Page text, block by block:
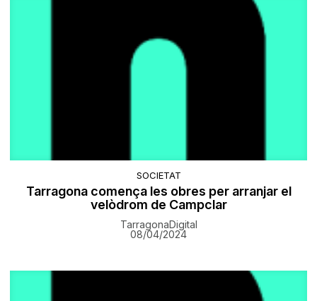
SOCIETAT
Tarragona comença les obres per arranjar el
velòdrom de Campclar
TarragonaDigital
08/04/2024